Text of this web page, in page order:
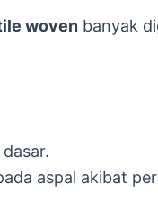
woven banyak
aspal akibat